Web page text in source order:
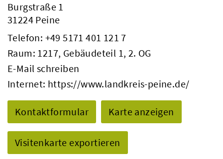
Burgstraße 1
31224 Peine
Telefon: +49 5171 401 121 7
Raum: 1217, Gebäudeteil 1, 2. OG
E-Mail schreiben
Internet: https://www.landkreis-peine.de/
Kontaktformular Karte anzeigen
Visitenkarte exportieren